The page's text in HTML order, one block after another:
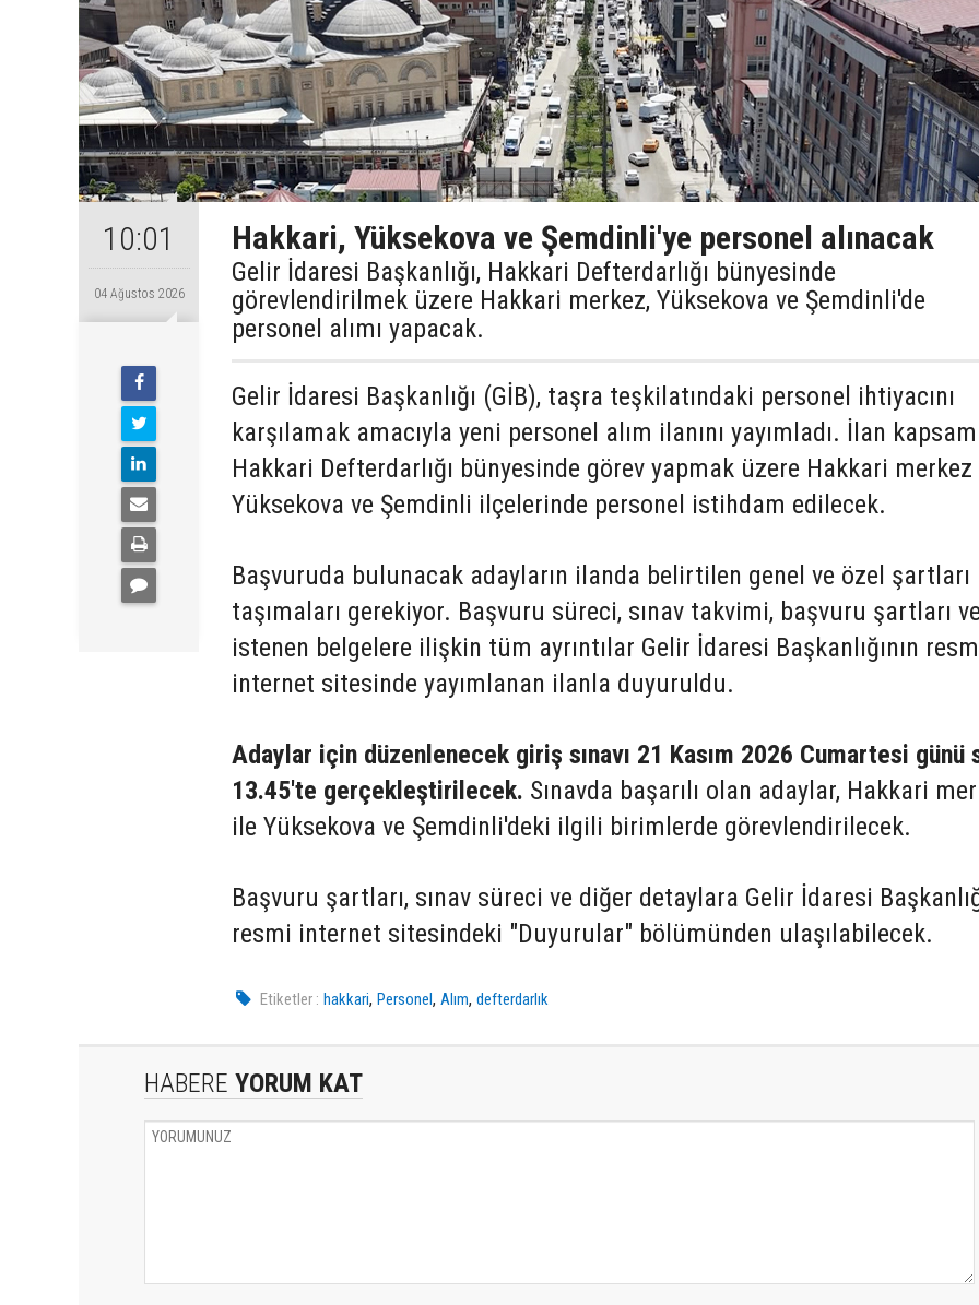
10:01
04 Ağustos 2026
Hakkari, Yüksekova ve Şemdinli'ye personel alınacak
Gelir İdaresi Başkanlığı, Hakkari Defterdarlığı bünyesinde
görevlendirilmek üzere Hakkari merkez, Yüksekova ve Şemdinli'de
personel alımı yapacak.
Gelir İdaresi Başkanlığı (GİB), taşra teşkilatındaki personel ihtiyacını
karşılamak amacıyla yeni personel alım ilanını yayımladı. İlan
Hakkari Defterdarlığı bünyesinde görev yapmak üzere Hakkari merkez
Yüksekova ve Şemdinli ilçelerinde personel istihdam edilecek.
Başvuruda bulunacak adayların ilanda belirtilen genel ve özel şartları
taşımaları gerekiyor. Başvuru süreci, sınav takvimi, başvuru şartları ve
istenen belgelere ilişkin tüm ayrıntılar Gelir İdaresi Başkanlığının
internet sitesinde yayımlanan ilanla duyuruldu.
Adaylar için düzenlenecek giriş sınavı 21 Kasım 2026 Cumartesi günü
13.45'te gerçekleştirilecek. Sınavda başarılı olan adaylar, Hakkari
ile Yüksekova ve Şemdinli'deki ilgili birimlerde görevlendirilecek.
Başvuru şartları, sınav süreci ve diğer detaylara Gelir İdaresi
resmi internet sitesindeki "Duyurular" bölümünden ulaşılabilecek.
Etiketler : hakkari,Personel,Alım,defterdarlık
HABERE YORUM KAT